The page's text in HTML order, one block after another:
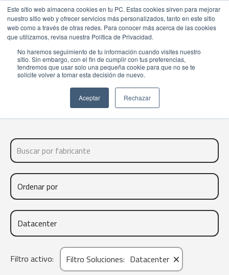
Este sitio web almacena cookies en tu PC. Estas cookies sirven para mejorar
nuestro sitio web y ofrecer servicios más personalizados, tanto en este sitio
web como a través de otras redes. Para conocer más acerca de las cookies
que utilizamos, revisa nuestra Política de Privacidad.
No haremos seguimiento de tu información cuando visites nuestro
sitio. Sin embargo, con el fin de cumplir con tus preferencias,
tendremos que usar solo una pequeña cookie para que no se te
solicite volver a tomar esta decisión de nuevo.
Aceptar Rechazar
FABRICANTES NEXSYS
Filtro activo: Filtro Soluciones: Datacenter ×